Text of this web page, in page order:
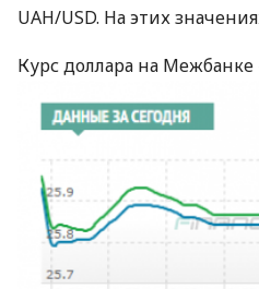
UAH/USD. На этих
Курс доллара на Межбанке